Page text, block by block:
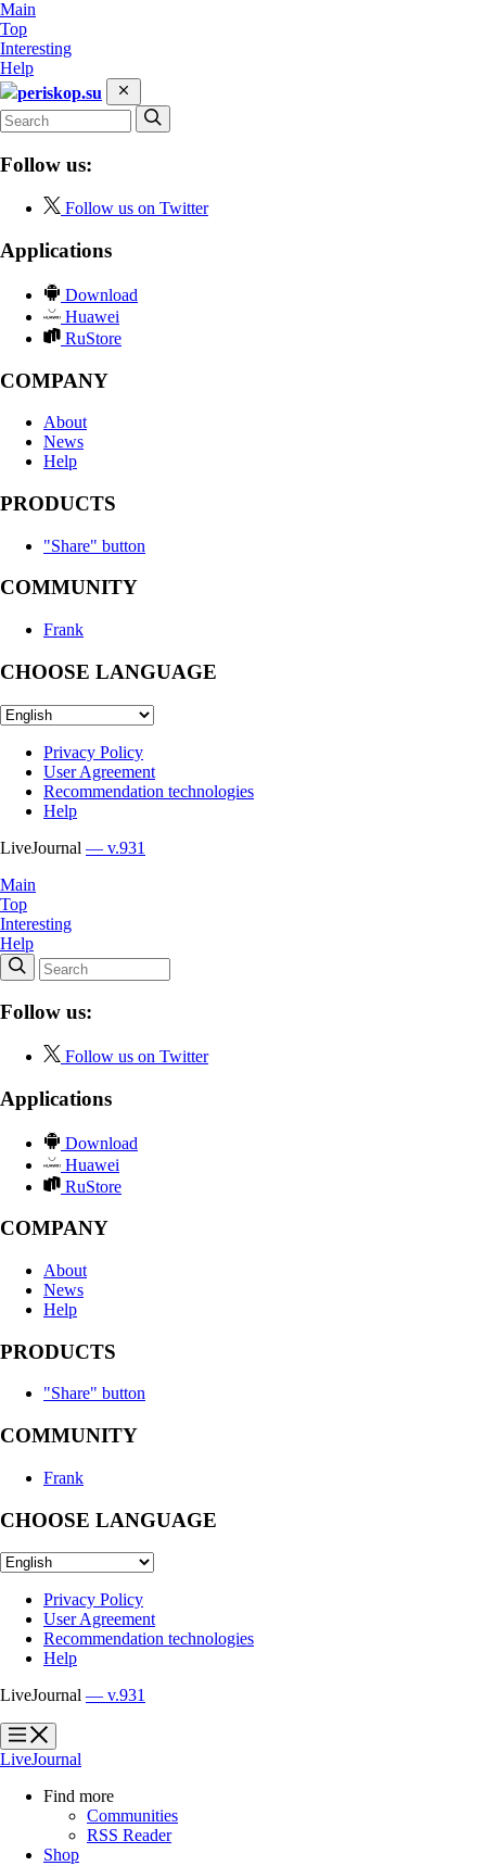
Main
Top
Interesting
Help
periskop.su
Follow us:
Follow us on Twitter
Applications
Download
Huawei
RuStore
COMPANY
About
News
Help
PRODUCTS
"Share" button
COMMUNITY
Frank
CHOOSE LANGUAGE
Privacy Policy
User Agreement
Recommendation technologies
Help
LiveJournal — v.931
Main
Top
Interesting
Help
Follow us:
Follow us on Twitter
Applications
Download
Huawei
RuStore
COMPANY
About
News
Help
PRODUCTS
"Share" button
COMMUNITY
Frank
CHOOSE LANGUAGE
Privacy Policy
User Agreement
Recommendation technologies
Help
LiveJournal — v.931
?
?
LiveJournal
Find more
Communities
RSS Reader
Shop